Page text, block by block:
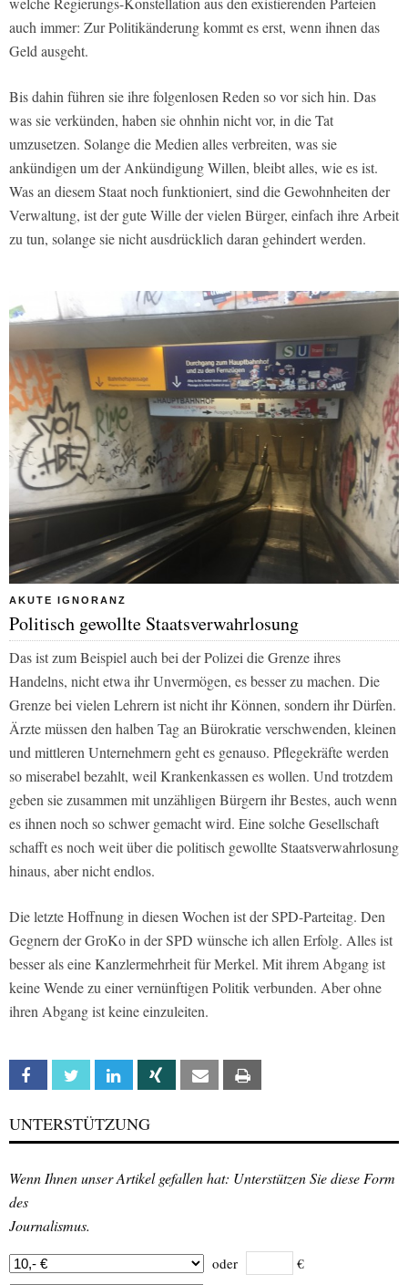
auch immer: Zur Politikänderung kommt es erst, wenn ihnen das
Geld ausgeht.
Bis dahin führen sie ihre folgenlosen Reden so vor sich hin. Das
was sie verkünden, haben sie ohnhin nicht vor, in die Tat
umzusetzen. Solange die Medien alles verbreiten, was sie
ankündigen um der Ankündigung Willen, bleibt alles, wie es ist.
Was an diesem Staat noch funktioniert, sind die Gewohnheiten der
Verwaltung, ist der gute Wille der vielen Bürger, einfach ihre Arbeit
zu tun, solange sie nicht ausdrücklich daran gehindert werden.
AKUTE IGNORANZ
Politisch gewollte Staatsverwahrlosung
Das ist zum Beispiel auch bei der Polizei die Grenze ihres
Handelns, nicht etwa ihr Unvermögen, es besser zu machen. Die
Grenze bei vielen Lehrern ist nicht ihr Können, sondern ihr Dürfen.
Ärzte müssen den halben Tag an Bürokratie verschwenden, kleinen
und mittleren Unternehmern geht es genauso. Pflegekräfte werden
so miserabel bezahlt, weil Krankenkassen es wollen. Und trotzdem
geben sie zusammen mit unzähligen Bürgern ihr Bestes, auch wenn
es ihnen noch so schwer gemacht wird. Eine solche Gesellschaft
schafft es noch weit über die politisch gewollte Staatsverwahrlosung
hinaus, aber nicht endlos.
Die letzte Hoffnung in diesen Wochen ist der SPD-Parteitag. Den
Gegnern der GroKo in der SPD wünsche ich allen Erfolg. Alles ist
besser als eine Kanzlermehrheit für Merkel. Mit ihrem Abgang ist
keine Wende zu einer vernünftigen Politik verbunden. Aber ohne
ihren Abgang ist keine einzuleiten.
Facebook Twitter Linkedin Xing Email
UNTERSTÜTZUNG
Wenn Ihnen unser Artikel gefallen hat: Unterstützen Sie diese Form
des
Journalismus.
oder €